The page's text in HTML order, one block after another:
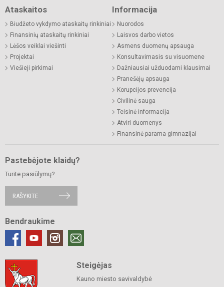
Ataskaitos
Biudžeto vykdymo ataskaitų rinkiniai
Finansinių ataskaitų rinkiniai
Lėšos veiklai viešinti
Projektai
Viešieji pirkimai
Informacija
Nuorodos
Laisvos darbo vietos
Asmens duomenų apsauga
Konsultavimasis su visuomene
Dažniausiai užduodami klausimai
Pranešėjų apsauga
Korupcijos prevencija
Civilinė sauga
Teisinė informacija
Atviri duomenys
Finansinė parama gimnazijai
Pastebėjote klaidų?
Turite pasiūlymų?
RAŠYKITE
Bendraukime
Steigėjas
Kauno miesto savivaldybė